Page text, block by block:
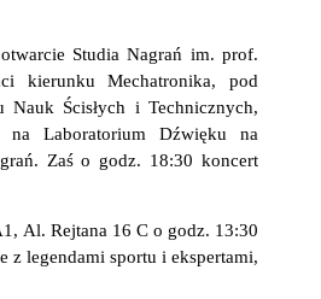
Studia Nagrań im. prof.
kierunku Mechatronika, pod
Ścisłych i Technicznych,
na Laboratorium Dźwięku na
Zaś o godz. 18:30 koncert
Al. Rejtana 16 C o godz. 13:30
z legendami sportu i ekspertami,